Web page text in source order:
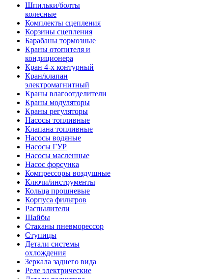
Шпильки/болты
колесные
Комплекты сцепления
Корзины сцепления
Барабаны тормозные
Краны отопителя и
кондиционера
Кран 4-х контурный
Кран/клапан
электромагнитный
Краны влагоотделители
Краны модуляторы
Краны регуляторы
Насосы топливные
Клапана топливные
Насосы водяные
Насосы ГУР
Насосы масленные
Насос форсунка
Компрессоры воздушные
Ключи/инструменты
Кольца прошневые
Корпуса фильтров
Распылители
Шайбы
Стаканы пневморессор
Ступицы
Детали системы
охлождения
Зеркала заднего вида
Реле электрические